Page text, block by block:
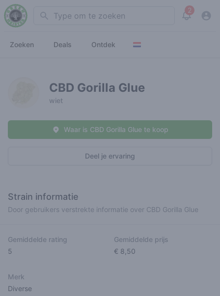
Search 2
View
Zoeken Deals Ontdek
CBD Gorilla Glue
wiet
Deel je ervaring
Waar is CBD Gorilla Glue te koop
Strain informatie
Door gebruikers verstrekte informatie over CBD Gorilla Glue
Gemiddelde rating
5
Gemiddelde prijs
€ 8,50
Merk
Diverse